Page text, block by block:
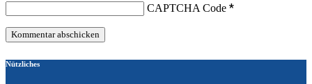
CAPTCHA Code *
Nützliches